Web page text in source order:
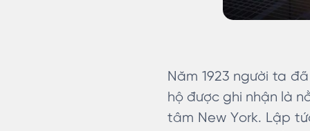
Năm 1923 người ta
hộ được ghi nhận là
tâm New York. Lập